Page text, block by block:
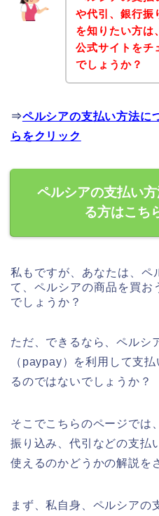
や代引、銀行振
を知りたい方は
公式サイトをチ
でしょうか？
⇒ペルシアの支払い方法に
らをクリック
ペルシアの支払い
る方はこち
私もですが、あなたは、ペ
て、ペルシアの商品を買お
でしょうか？
ただ、できるなら、ペルシ
（paypay）を利用して支
るのではないでしょうか？
そこでこちらのページでは
振り込み、代引などの支払
使えるのかどうかの解説を
まず、私自身、ペルシアの